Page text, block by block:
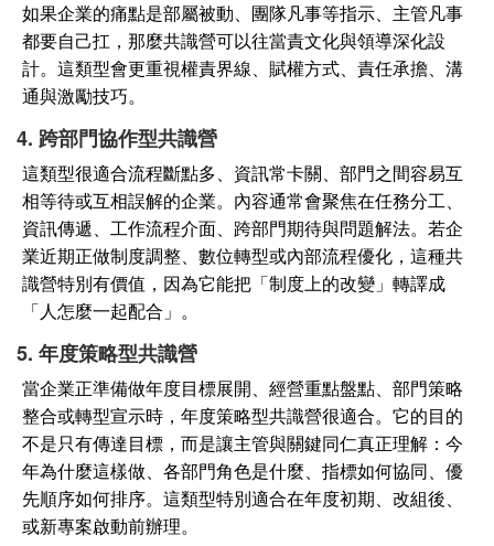
如果企業的痛點是部屬被動、團隊凡事等指示、主管凡事
都要自己扛，那麼共識營可以往當責文化與領導深化設
計。這類型會更重視權責界線、賦權方式、責任承擔、溝
通與激勵技巧。
4. 跨部門協作型共識營
這類型很適合流程斷點多、資訊常卡關、部門之間容易互
相等待或互相誤解的企業。內容通常會聚焦在任務分工、
資訊傳遞、工作流程介面、跨部門期待與問題解法。若企
業近期正做制度調整、數位轉型或內部流程優化，這種共
識營特別有價值，因為它能把「制度上的改變」轉譯成
「人怎麼一起配合」。
5. 年度策略型共識營
當企業正準備做年度目標展開、經營重點盤點、部門策略
整合或轉型宣示時，年度策略型共識營很適合。它的目的
不是只有傳達目標，而是讓主管與關鍵同仁真正理解：今
年為什麼這樣做、各部門角色是什麼、指標如何協同、優
先順序如何排序。這類型特別適合在年度初期、改組後、
或新專案啟動前辦理。